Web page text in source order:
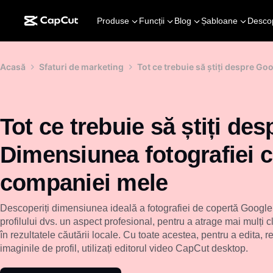
Produse Funcții Blog Șabloane
Acasă Sfaturi de marketing Tot ce trebuie să știți despre
Tot ce trebuie să știți
Dimensiunea fotografiei
companiei mele
Descoperiți dimensiunea ideală a fotografiei de copertă
profilului dvs. un aspect profesional, pentru a atrage mai mulți
în rezultatele căutării locale. Cu toate acestea, pentru a edita,
imaginile de profil, utilizați editorul video CapCut desktop.